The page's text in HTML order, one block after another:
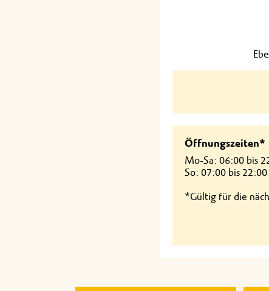
Öffnungszeiten*
Mo-Sa: 06:00 bis
So: 07:00 bis 22:00
*Gültig für die